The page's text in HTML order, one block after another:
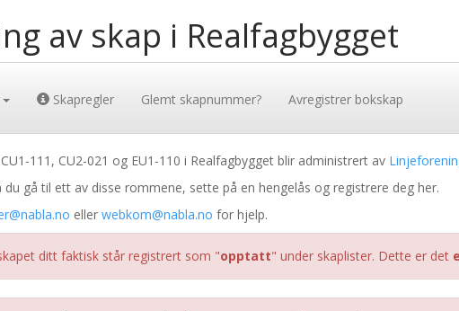
av skap i Realfagbygget
Skapregler Glemt skapnummer? Avregistrer bokskap
111, CU2-021 og EU1-110 i Realfagbygget blir administrert av
du gå til ett av disse rommene, sette på en hengelås og registrere deg her.
eller webkom@nabla.no for hjelp.
ditt faktisk står registrert som "opptatt" under skaplister. Dette er det